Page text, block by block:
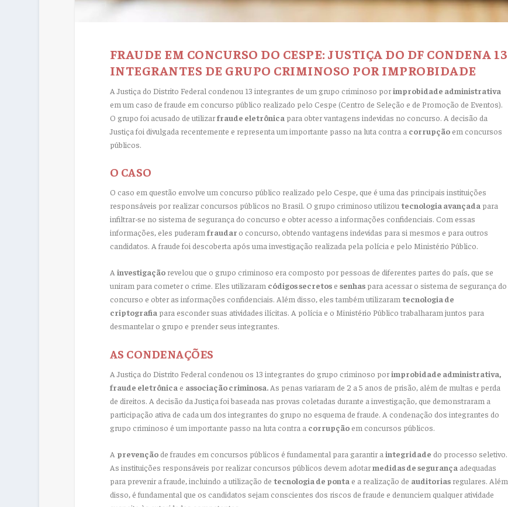
FRAUDE EM CONCURSO DO CESPE: JUSTIÇA DO DF CONDENA 13
INTEGRANTES DE GRUPO CRIMINOSO POR IMPROBIDADE
A Justiça do Distrito Federal condenou 13 integrantes de um grupo criminoso porimprobidade administrativa
em um caso de fraude em concurso público realizado pelo Cespe (Centro de Seleção e de Promoção de Eventos).
O grupo foi acusado de utilizarfraude eletrônica para obter vantagens indevidas no concurso. A decisão da
Justiça foi divulgada recentemente e representa um importante passo na luta contra a corrupçãoem concursos
públicos.
O CASO
O caso em questão envolve um concurso público realizado pelo Cespe, que é uma das principais instituições
responsáveis por realizar concursos públicos no Brasil. O grupo criminoso utilizou tecnologia avançada para
infiltrar-se no sistema de segurança do concurso e obter acesso a informações confidenciais. Com essas
informações, eles puderam fraudaro concurso, obtendo vantagens indevidas para si mesmos e para outros
candidatos. A fraude foi descoberta após uma investigação realizada pela polícia e pelo Ministério Público.
A investigaçãorevelou que o grupo criminoso era composto por pessoas de diferentes partes do país, que se
uniram para cometer o crime. Eles utilizaram códigos secretose senhaspara acessar o sistema de segurança do
concurso e obter as informações confidenciais. Além disso, eles também utilizaram tecnologia de
criptografia para esconder suas atividades ilícitas. A polícia e o Ministério Público trabalharam juntos para
desmantelar o grupo e prender seus integrantes.
AS CONDENAÇÕES
A Justiça do Distrito Federal condenou os 13 integrantes do grupo criminoso porimprobidade administrativa,
fraude eletrônica e associação criminosa.As penas variaram de 2 a 5 anos de prisão, além de multas e perda
de direitos. A decisão da Justiça foi baseada nas provas coletadas durante a investigação, que demonstraram a
participação ativa de cada um dos integrantes do grupo no esquema de fraude. A condenação dos integrantes do
grupo criminoso é um importante passo na luta contra a corrupçãoem concursos públicos.
A prevençãode fraudes em concursos públicos é fundamental para garantir a integridade do processo seletivo.
As instituições responsáveis por realizar concursos públicos devem adotarmedidas de segurança adequadas
para prevenir a fraude, incluindo a utilização de tecnologia de ponta e a realização de auditoriasregulares. Além
disso, é fundamental que os candidatos sejam conscientes dos riscos de fraude e denunciem qualquer atividade